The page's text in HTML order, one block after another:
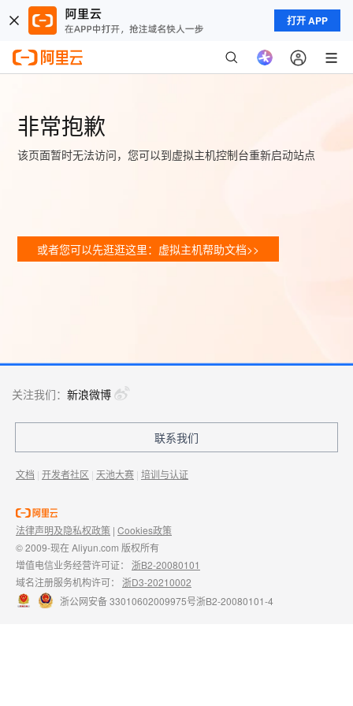
打开 APP
非常抱歉
该页面暂时无法访问，您可以到虚拟主机控制台重新启动站点
或者您可以先逛逛这里：虚拟主机帮助文档>>